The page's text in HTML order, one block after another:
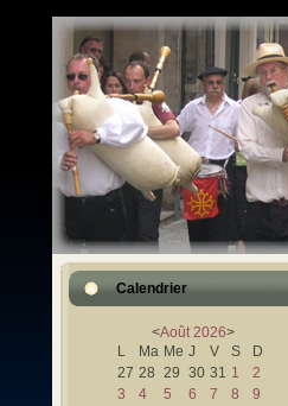
Calendrier
<Août 2026>
L
Ma Me J V S
D
27 28 29 30 31 1
2
3
4 5 6 7 8
9